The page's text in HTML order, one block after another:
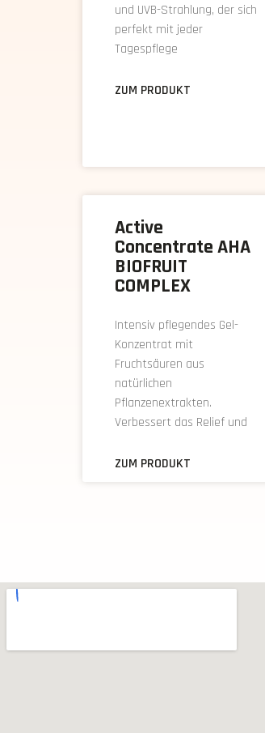
und UVB-Strahlung, der sich
perfekt mit jeder
Tagespflege
ZUM PRODUKT
Active
Concentrate AHA
BIOFRUIT
COMPLEX
Intensiv pflegendes Gel-
Konzentrat mit
Fruchtsäuren aus
natürlichen
Pflanzenextrakten.
Verbessert das Relief und
ZUM PRODUKT